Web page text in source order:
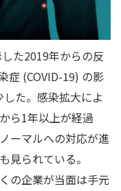
た2019年からの反
症 (COVID-19) の影
た。感染拡大によ
ら1年以上が経過
ーマルへの対応が進
見られている。
の企業が当面は手元